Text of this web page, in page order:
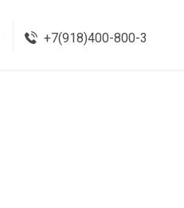
+7(918)400-800-3